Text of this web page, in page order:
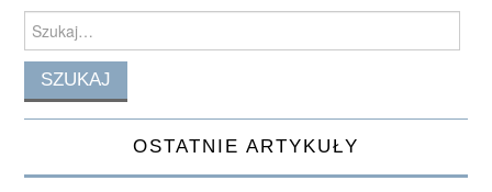
for:
OSTATNIE ARTYKUŁY